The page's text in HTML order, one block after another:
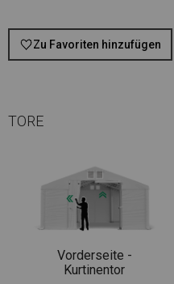
Zu Favoriten hinzufügen
TORE
Vorderseite -
Kurtinentor